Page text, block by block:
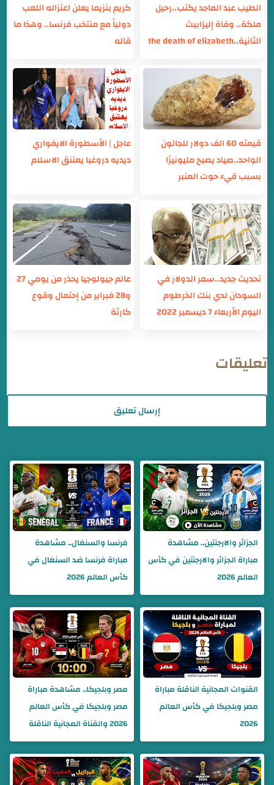
الطيب عبد الماجد يكتب..رحيل
ملكة.. وفاة إليزابيث
الثانية..the death of elizabeth
كريم بنزيما يعلن اعتزاله اللعب
دولياً مع منتخب فرنسا.. وهذا ما
قاله
قيمته 60 الف دولار للجالون
الواحد..صياد يصبح مليونيرًا
بسبب قيء حوت العنبر
عاجل | الأسطورة الايفواري
ديديه دروغبا يعتنق الاسلام
تحديث جديد..سعر الدولار في
السودان لدي بنك الخرطوم
اليوم الأربعاء 7 ديسمبر 2022
عالم جيولوجيا يحذر من يومي 27
و28 فبراير من إحتمال وقوع
كارثة
تعليقات
إرسال تعليق
الجزائر والارجنتين.. مشاهدة
مباراة الجزائر والارجنتين في كأس
العالم 2026
فرنسا والسنغال.. مشاهدة
مباراة فرنسا ضد السنغال في
كأس العالم 2026
القنوات المجانية الناقلة مباراة
مصر وبلجيكا في كأس العالم
2026
مصر وبلجيكا.. مشاهدة مباراة
مصر وبلجيكا في كأس العالم
2026 والقناة المجانية الناقلة